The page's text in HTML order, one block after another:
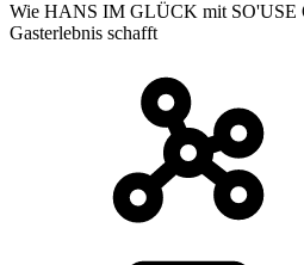
Wie HANS IM GLÜCK mit SO'USE
Gasterlebnis schafft